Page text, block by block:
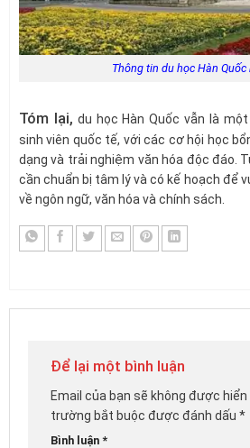
Thông tin du học Hàn
Tóm lại, du học Hàn Quốc vẫn là
sinh viên quốc tế, với các cơ hội học
dạng và trải nghiệm văn hóa độc đáo.
cần chuẩn bị tâm lý và có kế hoạch để
về ngôn ngữ, văn hóa và chính sách.
Để lại một bình luận
Email của bạn sẽ không được hiển
trường bắt buộc được đánh dấu *
Bình luận *